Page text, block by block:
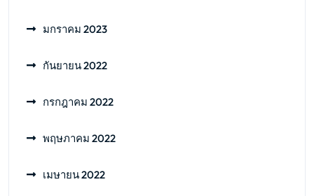
มกราคม 2023
กันยายน 2022
กรกฎาคม 2022
พฤษภาคม 2022
เมษายน 2022